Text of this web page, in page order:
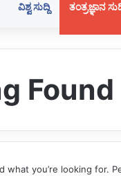
ವಿಶ್ವ ಸುದ್ದಿ ತಂತ್ರಜ್ಞಾನ
Found
what you’re looking for.